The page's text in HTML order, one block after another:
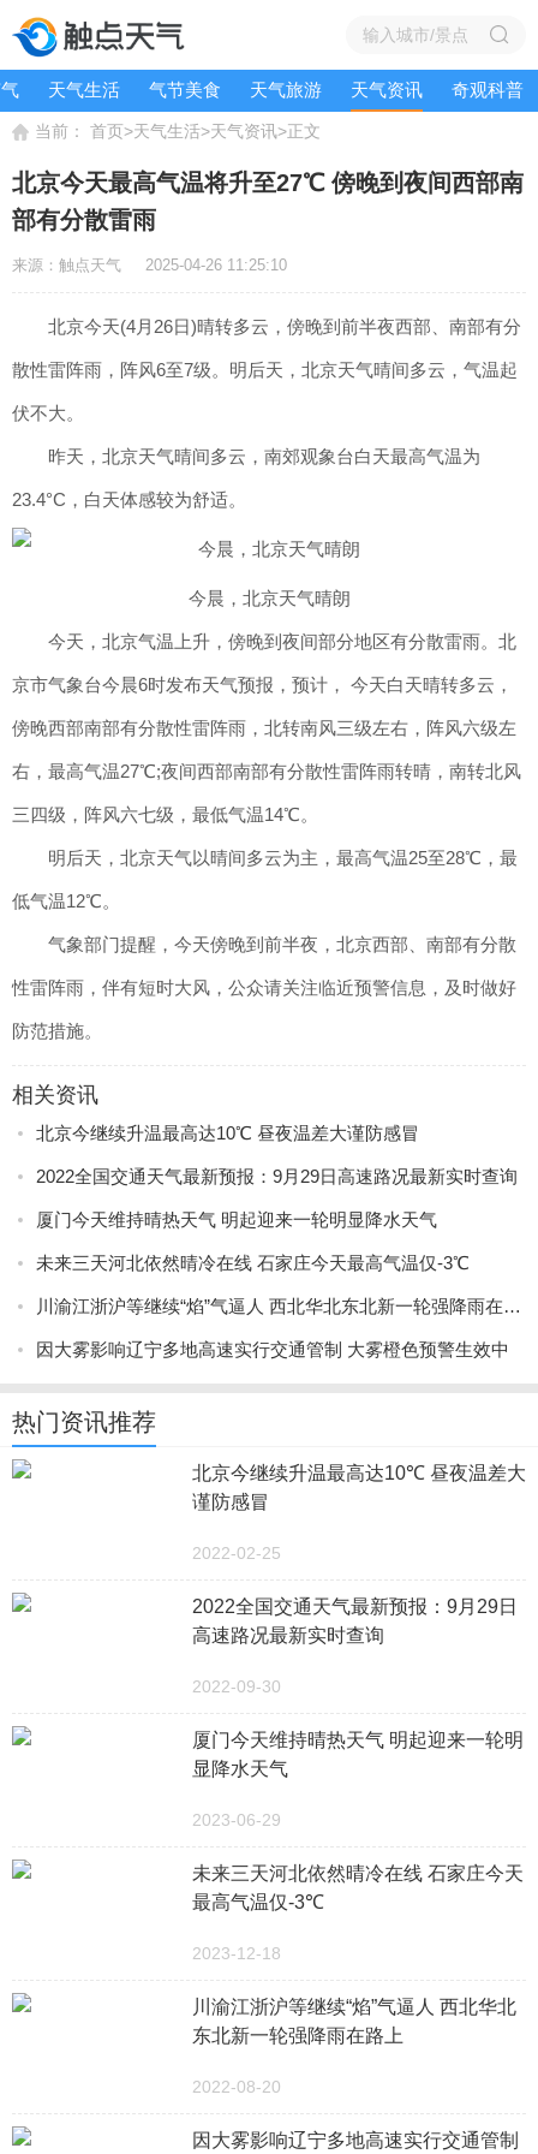
天气生活 气节美食 天气旅游 天气资讯 奇观科普
当前： 首页>天气生活>天气资讯>正文
北京今天最高气温将升至27℃ 傍晚到夜间西部南
部有分散雷雨
来源：触点天气 2025-04-26 11:25:10
北京今天(4月26日)晴转多云，傍晚到前半夜西部、南部有分
散性雷阵雨，阵风6至7级。明后天，北京天气晴间多云，气温起
伏不大。
昨天，北京天气晴间多云，南郊观象台白天最高气温为
23.4°C，白天体感较为舒适。
今晨，北京天气晴朗
今天，北京气温上升，傍晚到夜间部分地区有分散雷雨。北
京市气象台今晨6时发布天气预报，预计， 今天白天晴转多云，
傍晚西部南部有分散性雷阵雨，北转南风三级左右，阵风六级左
右，最高气温27℃;夜间西部南部有分散性雷阵雨转晴，南转北风
三四级，阵风六七级，最低气温14℃。
明后天，北京天气以晴间多云为主，最高气温25至28℃，最
低气温12℃。
气象部门提醒，今天傍晚到前半夜，北京西部、南部有分散
性雷阵雨，伴有短时大风，公众请关注临近预警信息，及时做好
防范措施。
相关资讯
北京今继续升温最高达10℃ 昼夜温差大谨防感冒
2022全国交通天气最新预报：9月29日高速路况最新实时查询
厦门今天维持晴热天气 明起迎来一轮明显降水天气
未来三天河北依然晴冷在线 石家庄今天最高气温仅-3℃
川渝江浙沪等继续“焰”气逼人 西北华北东北新一轮强降雨在路上
因大雾影响辽宁多地高速实行交通管制 大雾橙色预警生效中
热门资讯推荐
北京今继续升温最高达10℃ 昼夜温差大
谨防感冒
2022-02-25
2022全国交通天气最新预报：9月29日
高速路况最新实时查询
2022-09-30
厦门今天维持晴热天气 明起迎来一轮明
显降水天气
2023-06-29
未来三天河北依然晴冷在线 石家庄今天
最高气温仅-3℃
2023-12-18
川渝江浙沪等继续“焰”气逼人 西北华北
东北新一轮强降雨在路上
2022-08-20
因大雾影响辽宁多地高速实行交通管制